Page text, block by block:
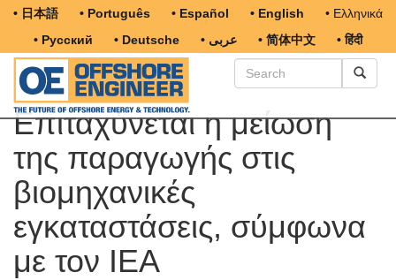
• 日本語 • Português • Español • English
• Ελληνικά
• Русский
• Deutsche • عربى • 简体中文 • हिंदी
Επιταχύνεται η μείωση
της παραγωγής στις
βιομηχανικές
εγκαταστάσεις, σύμφωνα
με τον IEA